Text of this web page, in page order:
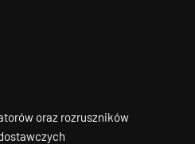
oraz rozruszników